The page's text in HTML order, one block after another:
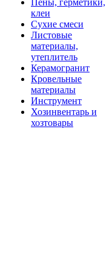
Пены, герметики,
клеи
Сухие смеси
Листовые
материалы,
утеплитель
Керамогранит
Кровельные
материалы
Инструмент
Хозинвентарь и
хозтовары